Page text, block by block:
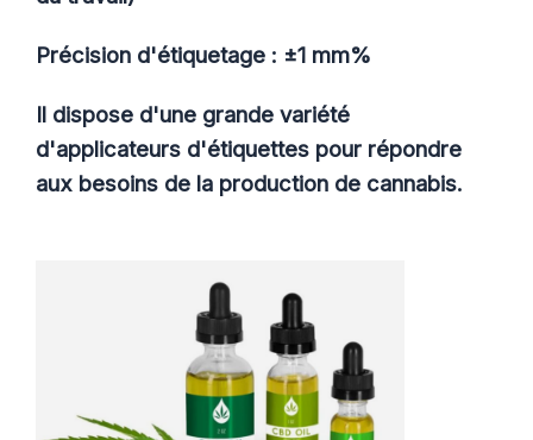
Précision d'étiquetage : ±1 mm%
Il dispose d'une grande variété
d'applicateurs d'étiquettes pour répondre
aux besoins de la production de cannabis.